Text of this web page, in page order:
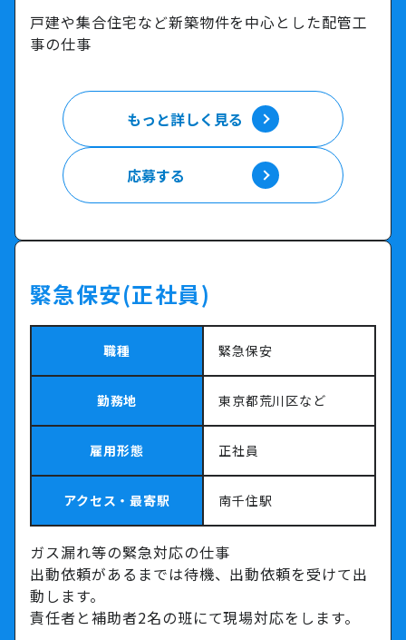
戸建や集合住宅など新築物件を中心とした配管工
事の仕事
もっと詳しく見る
応募する
緊急保安(正社員)
職種 緊急保安
勤務地 東京都荒川区など
雇用形態 正社員
アクセス・最寄駅 南千住駅
ガス漏れ等の緊急対応の仕事
出動依頼があるまでは待機、出動依頼を受けて出
動します。
責任者と補助者2名の班にて現場対応をします。